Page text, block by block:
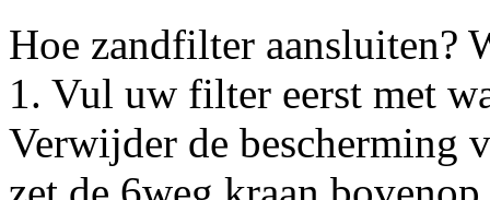
Hoe zandfilter aansluiten?
1. Vul uw filter eerst met
Verwijder de bescherming